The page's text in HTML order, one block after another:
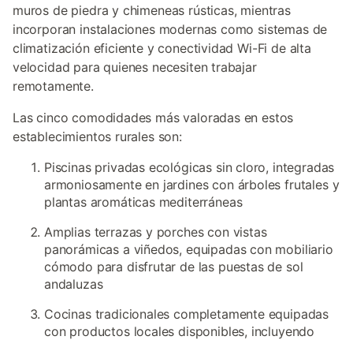
muros de piedra y chimeneas rústicas, mientras
incorporan instalaciones modernas como sistemas de
climatización eficiente y conectividad Wi-Fi de alta
velocidad para quienes necesiten trabajar
remotamente.
Las cinco comodidades más valoradas en estos
establecimientos rurales son:
Piscinas privadas ecológicas sin cloro, integradas
armoniosamente en jardines con árboles frutales y
plantas aromáticas mediterráneas
Amplias terrazas y porches con vistas
panorámicas a viñedos, equipadas con mobiliario
cómodo para disfrutar de las puestas de sol
andaluzas
Cocinas tradicionales completamente equipadas
con productos locales disponibles, incluyendo